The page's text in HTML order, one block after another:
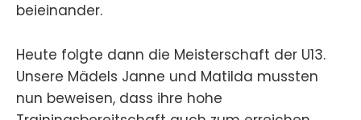
beieinander.
Heute folgte dann die Meisterschaft der U13.
Unsere Mädels Janne und Matilda mussten
nun beweisen, dass ihre hohe